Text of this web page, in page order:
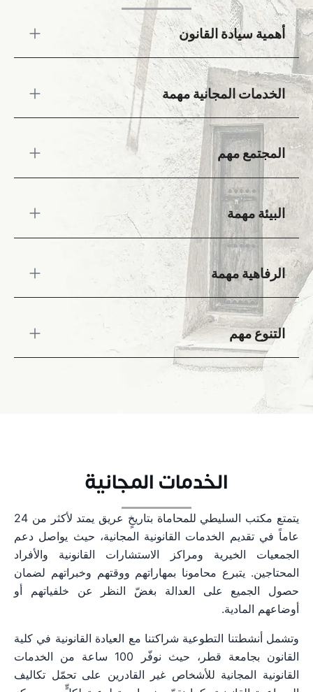
أهمية سيادة القانون
إن التزامنا بسيادة القانون والمهنة القانونية يُثري جهودنا
في مجال المسؤولية الاجتماعية للشركات. يشارك مكتب
السليطي للمحاماة في تطوير المجتمع والتعليم والبيئة.
وتُعد علاقاتنا مع عملائنا جزءًا أساسيًا من نجاحنا، إذ نُبدي
اهتمامًا حقيقيًا بهم لفهم طبيعة أدوارهم بوضوح، مما يتيح
لنا تحقيق نتائج أفضل ومستويات أعلى من رضا العملاء.
الخدمات المجانية مهمة
نهدف إلى الإسهام الإيجابي في مجتمعاتنا من خلال
تسخير مهاراتنا وخبراتنا القانونية لخدمة الصالح العام.
المجتمع مهم
نلتزم بتعزيز الحفاظ على الموارد الطبيعية، ومنع التلوث
البيئي، وتحسين أدائنا البيئي باستمرار. ونتخذ خطوات
ملموسة للحد من الأثر البيئي لأنشطتنا. كما نضع أهدافًا
طموحة وقابلة للقياس في كل مجال من مجالات
استراتيجية المسؤولية الاجتماعية للشركات، ونُدرج ما
أحرزناه من تقدم في تقريرنا السنوي للمسؤولية
الاجتماعية للشركات.
البيئة مهمة
نلتزم بالحفاظ على الموارد الطبيعية، ومنع التلوث البيئي،
وتحسين أدائنا البيئي بشكل متواصل. ونعمل على تقليل
الأثر البيئي لأعمالنا من خلال وضع أهداف طموحة وقابلة
للقياس في إطار استراتيجيتنا للمسؤولية الاجتماعية
للشركات، والإفصاح عن التقدم المحرز في تقرير
المسؤولية الاجتماعية للشركات السنوي.
الرفاهية مهمة
نولي أهمية كبيرة لرفاهية موظفينا. وتنبع العديد من
مبادراتنا الداخلية من أفكار موظفينا أنفسهم، مما يعكس
التزامنا بجعل مكتب السليطي بيئة عمل محفزة، متوازنة،
وداعمة تُلبي تطلعات فريقنا. ومن هذا المنطلق، نسعى
إلى توفير بيئة عمل مستدامة وصحية لموظفينا.
التنوع مهم
العمل، ويُشجّع بيئة متعددة الثقافات تقوم على مبدأ
تكافؤ فرص العمل. يتكوّن فريقنا من ثقافات إقليمية
الخدمات المجانية
يتمتع مكتب السليطي للمحاماة بتاريخٍ عريق يمتد لأكثر من 24
عاماً في تقديم الخدمات القانونية المجانية، حيث يواصل دعم
الجمعيات الخيرية ومراكز الاستشارات القانونية والأفراد
المحتاجين. يتبرع محامونا بمهاراتهم ووقتهم وخبراتهم لضمان
حصول الجميع على العدالة بغضّ النظر عن خلفياتهم أو
أوضاعهم المادية.
وتشمل أنشطتنا التطوعية شراكتنا مع العيادة القانونية في كلية
القانون بجامعة قطر، حيث نوفّر 100 ساعة من الخدمات
القانونية المجانية للأشخاص غير القادرين على تحمّل تكاليف